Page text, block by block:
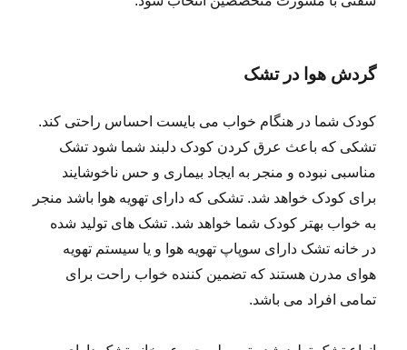
گردش هوا در تشک
کودک شما در هنگام خواب می بایست احساس راحتی کند.
تشکی که باعث عرق کردن کودک دلبند شما شود تشک
مناسبی نبوده و منجر به ایجاد بیماری و حس ناخوشایند
برای کودک خواهد شد. تشکی که دارای تهویه هوا باشد منجر
به خواب بهتر کودک شما خواهد شد. تشک های تولید شده
در خانه تشک دارای سوپاپ تهویه هوا و یا سیستم تهویه
هوای مدرن هستند که تضمین کننده خواب راحت برای
تمامی افراد می باشد.